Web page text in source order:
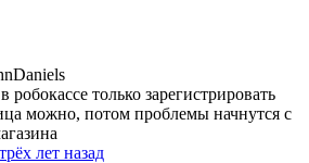
робокассе только зарегистрировать
можно, потом проблемы начнутся с
лет назад